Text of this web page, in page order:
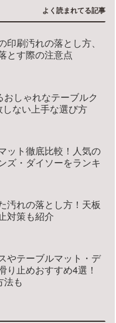
印刷汚れの落とし方、
とす際の注意点
しゃれなテーブルク
しない上手な選び方
ット徹底比較！人気の
ズ・ダイソーをランキ
汚れの落とし方！天板
対策も紹介
やテーブルマット・デ
り止めおすすめ4選！
法も